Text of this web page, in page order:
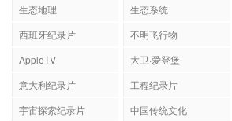
生态地理
生态系统
西班牙纪录片
不明飞行物
AppleTV
大卫·爱登堡
意大利纪录片
工程纪录片
宇宙探索纪录片
中国传统文化